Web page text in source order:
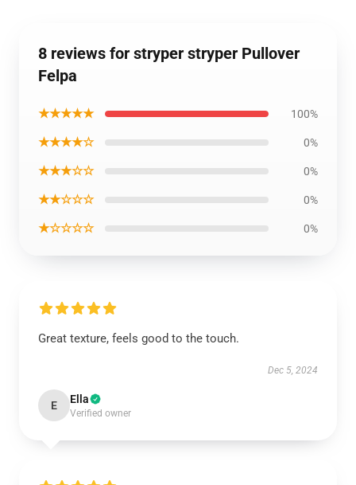
8 reviews for stryper stryper Pullover
Felpa
★★★★★ 100%
★★★★☆ 0%
★★★☆☆ 0%
★★☆☆☆ 0%
★☆☆☆☆ 0%
Great texture, feels good to the touch.
Dec 5, 2024
E Ella
Verified owner